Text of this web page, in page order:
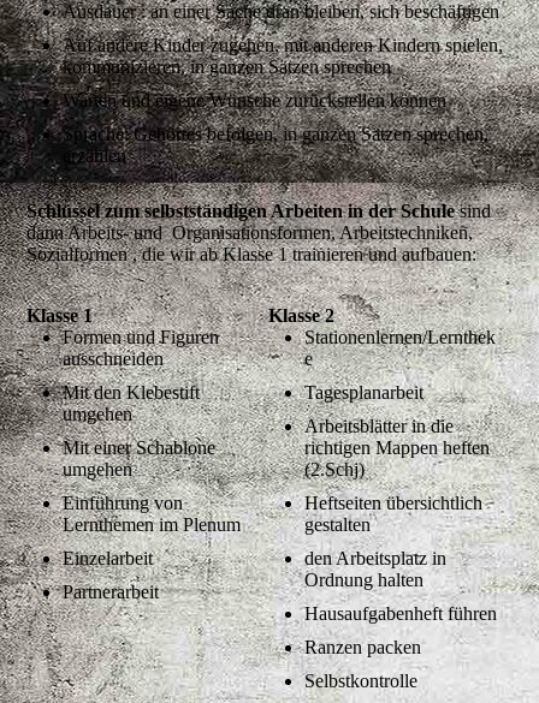
Ausdauer : an einer Sache dran bleiben, sich beschäftigen
Auf andere Kinder zugehen, mit anderen Kindern spielen,
kommunizieren, in ganzen Sätzen sprechen
Warten und eigene Wünsche zurückstellen können
Sprache: Gehörtes befolgen, in ganzen Sätzen sprechen,
erzählen
Schlüssel zum selbstständigen Arbeiten in der Schulesind
dann Arbeits- und Organisationsformen, Arbeitstechniken,
Sozialformen , die wir ab Klasse 1 trainieren und aufbauen:
Klasse 1
Formen und Figuren
ausschneiden
Mit den Klebestift
umgehen
Mit einer Schablone
umgehen
Einführung von
Lernthemen im Plenum
Einzelarbeit
Partnerarbeit
Klasse 2
Stationenlernen/Lernthek
e
Tagesplanarbeit
Arbeitsblätter in die
richtigen Mappen heften
(2.Schj)
Heftseiten übersichtlich
gestalten
den Arbeitsplatz in
Ordnung halten
Hausaufgabenheft führen
Ranzen packen
Selbstkontrolle